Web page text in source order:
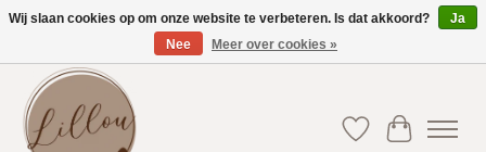
Gratis verzending vanaf €75(BE) en €100(NL)
Verlanglijst
Wij slaan cookies op om onze website te verbeteren. Is dat akkoord?
Ja
Nee
Meer over cookies »